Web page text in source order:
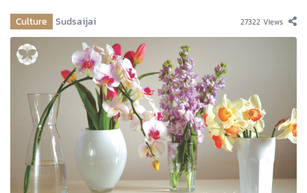
Culture Sudsaijai 27322 Views